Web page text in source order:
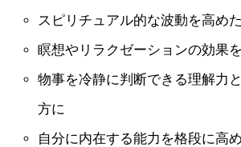
スピリチュアル的な波動を高め
瞑想やリラクゼーションの効果
物事を冷静に判断できる理解力
方に
自分に内在する能力を格段に高